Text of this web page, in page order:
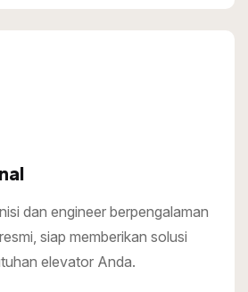
dan engineer berpengalaman
siap memberikan solusi
elevator Anda.